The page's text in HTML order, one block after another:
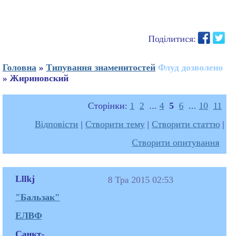
Поділитися:
Головна » Типування знаменитостей Флуд дозволено
» Жириновский
Сторінки: 1 2 ... 4 5 6 ... 10 11
Відповісти | Створити тему | Створити статтю |
Створити опитування
Lllkj
"Бальзак"
ЕЛВФ
Санкт-
8 Тра 2015 02:53